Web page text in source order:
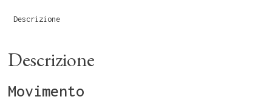
Descrizione
Descrizione
Movimento